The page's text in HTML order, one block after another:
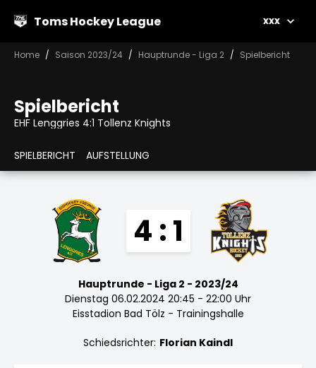
Toms Hockey League xxx
Home Saison 2023/24 Hauptrunde - Liga 2 Spielbericht
Spielbericht
EHF Lenggries 4:1 Tollenz Knights
SPIELBERICHT AUFSTELLUNG
4 : 1
Hauptrunde - Liga 2 - 2023/24
Dienstag 06.02.2024 20:45 - 22:00 Uhr
Eisstadion Bad Tölz - Trainingshalle
Schiedsrichter: Florian Kaindl